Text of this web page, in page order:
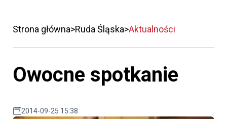
Strona główna Ruda Śląska Aktualności
Owocne spotkanie
2014-09-25 15:38